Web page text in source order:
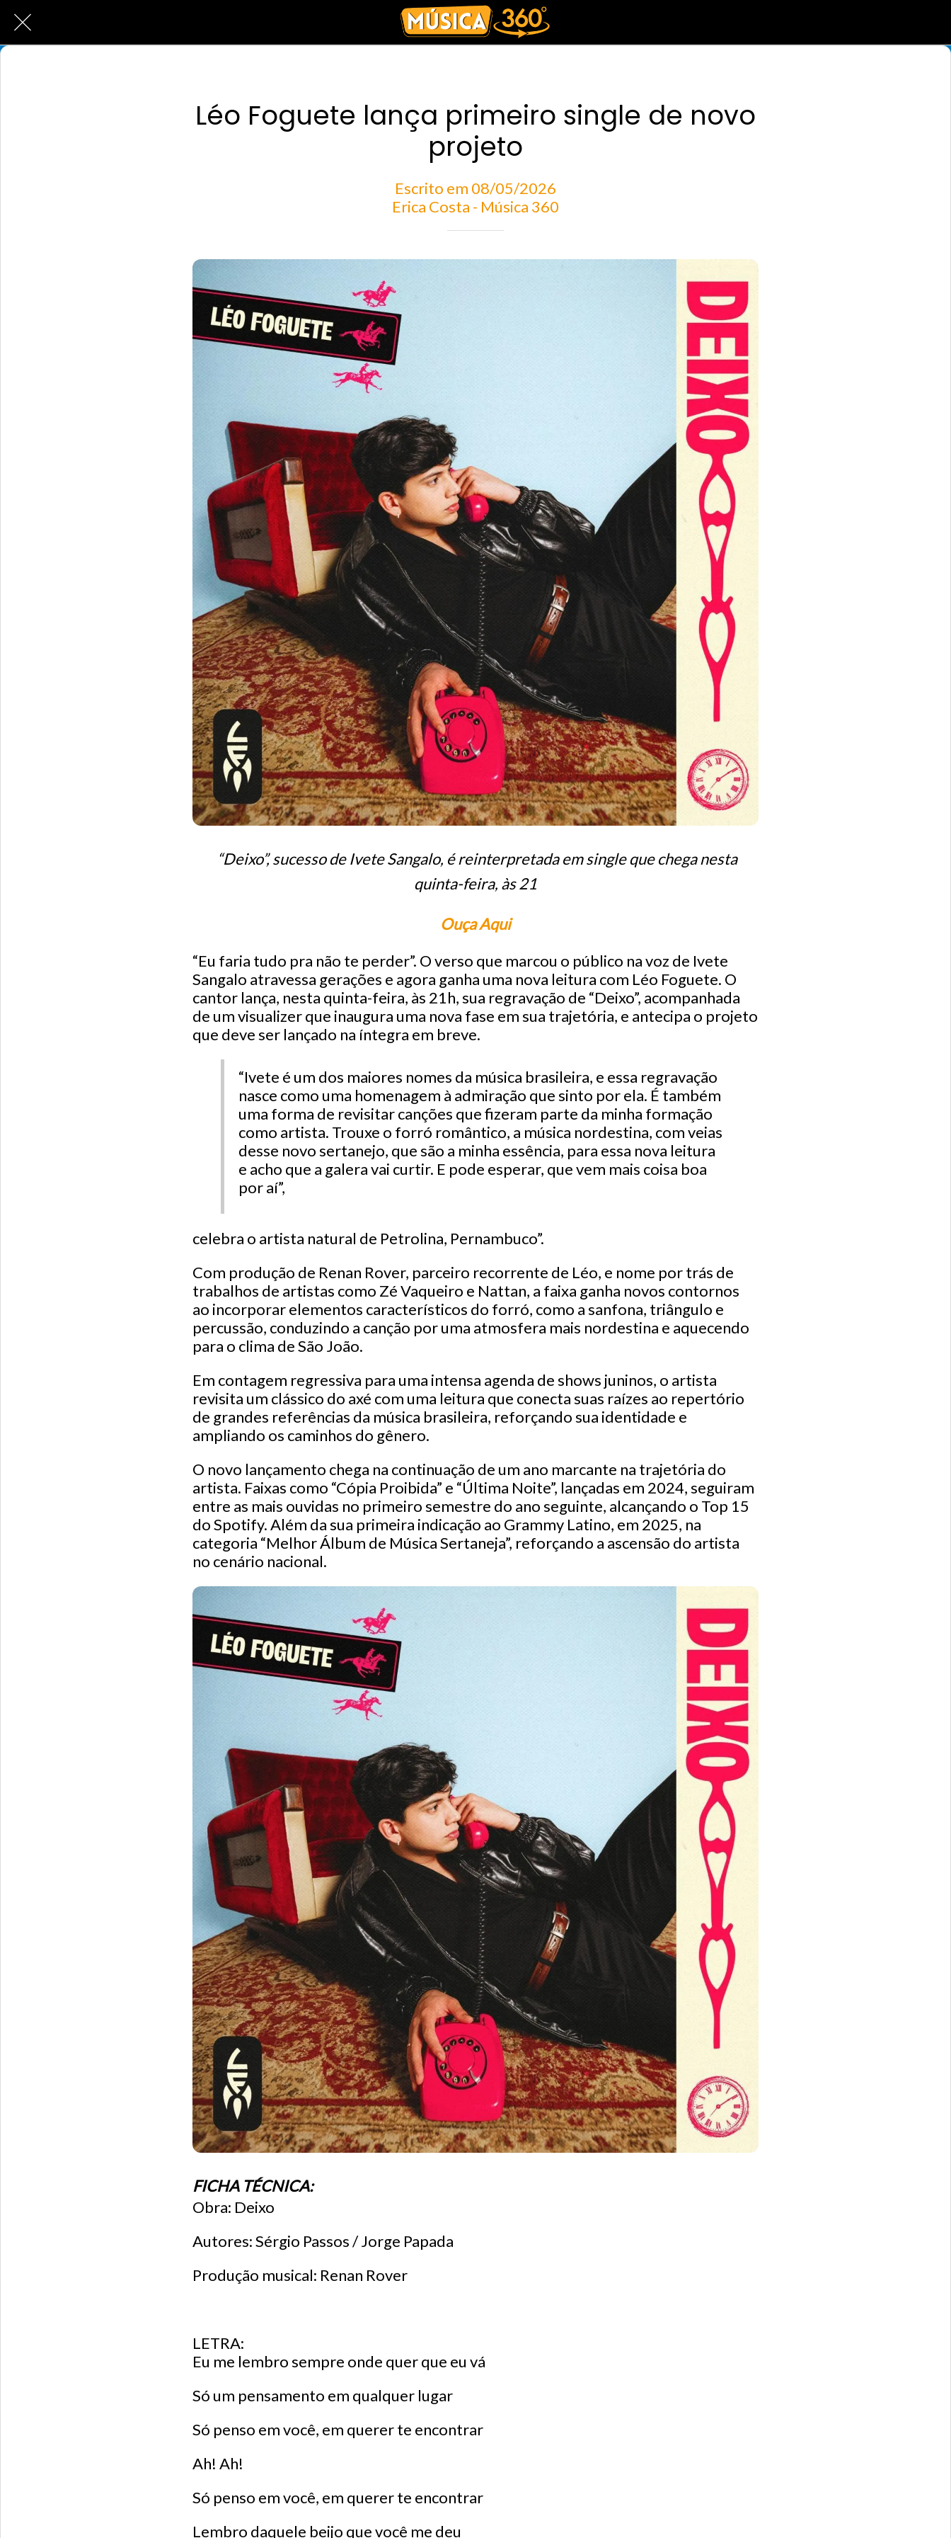
Léo Foguete lança primeiro single de novo
projeto
Escrito em 08/05/2026
Erica Costa - Música 360
“Deixo”, sucesso de Ivete Sangalo, é reinterpretada em single que chega nesta
quinta-feira, às 21
Ouça Aqui
“Eu faria tudo pra não te perder”. O verso que marcou o público na voz de Ivete
Sangalo atravessa gerações e agora ganha uma nova leitura com Léo Foguete. O
cantor lança, nesta quinta-feira, às 21h, sua regravação de “Deixo”, acompanhada
de um visualizer que inaugura uma nova fase em sua trajetória, e antecipa o projeto
que deve ser lançado na íntegra em breve.
“Ivete é um dos maiores nomes da música brasileira, e essa regravação
nasce como uma homenagem à admiração que sinto por ela. É também
uma forma de revisitar canções que fizeram parte da minha formação
como artista. Trouxe o forró romântico, a música nordestina, com veias
desse novo sertanejo, que são a minha essência, para essa nova leitura
e acho que a galera vai curtir. E pode esperar, que vem mais coisa boa
por aí”,
celebra o artista natural de Petrolina, Pernambuco”.
Com produção de Renan Rover, parceiro recorrente de Léo, e nome por trás de
trabalhos de artistas como Zé Vaqueiro e Nattan, a faixa ganha novos contornos
ao incorporar elementos característicos do forró, como a sanfona, triângulo e
percussão, conduzindo a canção por uma atmosfera mais nordestina e aquecendo
para o clima de São João.
Em contagem regressiva para uma intensa agenda de shows juninos, o artista
revisita um clássico do axé com uma leitura que conecta suas raízes ao repertório
de grandes referências da música brasileira, reforçando sua identidade e
ampliando os caminhos do gênero.
O novo lançamento chega na continuação de um ano marcante na trajetória do
artista. Faixas como “Cópia Proibida” e “Última Noite”, lançadas em 2024, seguiram
entre as mais ouvidas no primeiro semestre do ano seguinte, alcançando o Top 15
do Spotify. Além da sua primeira indicação ao Grammy Latino, em 2025, na
categoria “Melhor Álbum de Música Sertaneja”, reforçando a ascensão do artista
no cenário nacional.
FICHA TÉCNICA:
Obra: Deixo
Autores: Sérgio Passos / Jorge Papada
Produção musical: Renan Rover
LETRA:
Eu me lembro sempre onde quer que eu vá
Só um pensamento em qualquer lugar
Só penso em você, em querer te encontrar
Ah! Ah!
Só penso em você, em querer te encontrar
Lembro daquele beijo que você me deu